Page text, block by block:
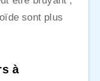
sont plus
à